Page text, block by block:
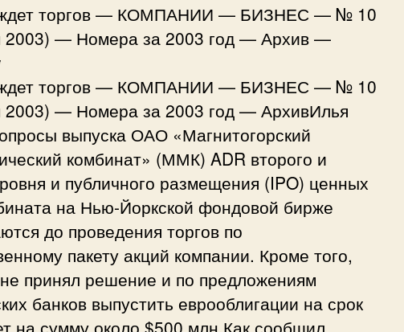
ждет торгов — КОМПАНИИ — БИЗНЕС — № 10
2003) — Номера за 2003 год — Архив —
ждет торгов — КОМПАНИИ — БИЗНЕС — № 10
2003) — Номера за 2003 год — АрхивИлья
выпуска ОАО «Магнитогорский
комбинат» (ММК) ADR второго и
и публичного размещения (IPO) ценных
на Нью-Йоркской фондовой бирже
до проведения торгов по
пакету акций компании. Кроме того,
принял решение и по предложениям
банков выпустить еврооблигации на срок
на сумму около $500 млн.Как сообщил